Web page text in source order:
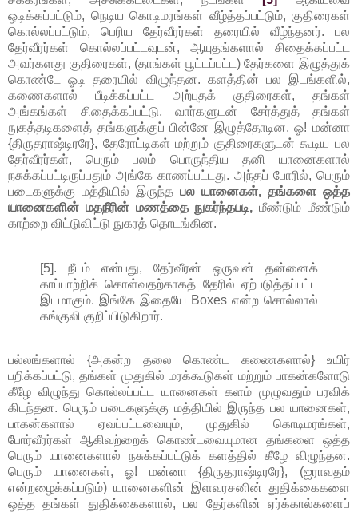
ஒடிக்கப்பட்டும், நெடிய கொடிமரங்கள் வீழ்த்தப்பட்டும், குதிரைகள்
கொல்லப்பட்டும், பெரிய தேர்வீரர்கள் தரையில் வீழ்ந்தனர். பல
தேர்வீரர்கள் கொல்லப்பட்டவுடன், ஆயுதங்களால் சிதைக்கப்பட்ட
அவர்களது குதிரைகள், (தாங்கள் பூட்டப்பட்ட) தேர்களை இழுத்துக்
கொண்டே ஓடி தரையில் விழுந்தன. களத்தின் பல இடங்களில்,
கணைகளால் பீடிக்கப்பட்ட அற்புதக் குதிரைகள், தங்கள்
அங்கங்கள் சிதைக்கப்பட்டு, வார்களுடன் சேர்த்துத் தங்கள்
நுகத்தடிகளைத் தங்களுக்குப் பின்னே இழுத்தோடின. ஓ! மன்னா
{திருதராஷ்டிரரே}, தேரோட்டிகள் மற்றும் குதிரைகளுடன் கூடிய பல
தேர்வீரர்கள், பெரும் பலம் பொருந்திய தனி யானைகளால்
நசுக்கப்பட்டிருப்பதும் அங்கே காணப்பட்டது. அந்தப் போரில், பெரும்
படைகளுக்கு மத்தியில் இருந்த பல யானைகள், தங்களை ஒத்த
யானைகளின் மதநீரின் மணத்தை நுகர்ந்தபடி,மீண்டும் மீண்டும்
காற்றை விட்டுவிட்டு நுகரத் தொடங்கின.
[5]. நீடம் என்பது, தேர்வீரன் ஒருவன் தன்னைக்
காப்பாற்றிக் கொள்வதற்காகத் தேரில் ஏற்படுத்தப்பட்ட
இடமாகும். இங்கே இதையே Boxes என்ற சொல்லால்
கங்குலி குறிப்பிடுகிறார்.
பல்லங்களால் {அகன்ற தலை கொண்ட கணைகளால்} உயிர்
பறிக்கப்பட்டு, தங்கள் முதுகில் மரக்கூடுகள் மற்றும் பாகன்களோடு
கீழே விழுந்து கொல்லப்பட்ட யானைகள் களம் முழுவதும் பரவிக்
கிடந்தன. பெரும் படைகளுக்கு மத்தியில் இருந்த பல யானைகள்,
பாகன்களால் ஏவப்பட்டவையும், முதுகில் கொடிமரங்கள்,
போர்வீரர்கள் ஆகிவற்றைக் கொண்டவையுமான தங்களை ஒத்த
பெரும் யானைகளால் நசுக்கப்பட்டுக் களத்தில் கீழே விழுந்தன.
பெரும் யானைகள், ஓ! மன்னா {திருதராஷ்டிரரே}, (ஐராவதம்
என்றழைக்கப்படும்) யானைகளின் இளவரசனின் துதிக்கைகளை
ஒத்த தங்கள் துதிக்கைகளால், பல தேர்களின் ஏர்க்கால்களைப்